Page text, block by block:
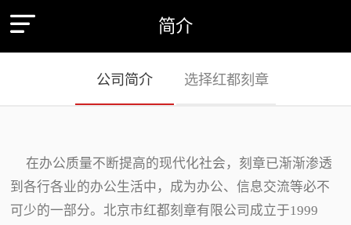
简介
公司简介 选择红都刻章
在办公质量不断提高的现代化社会，刻章已渐渐渗透
到各行各业的办公生活中，成为办公、信息交流等必不
可少的一部分。北京市红都刻章有限公司成立于1999